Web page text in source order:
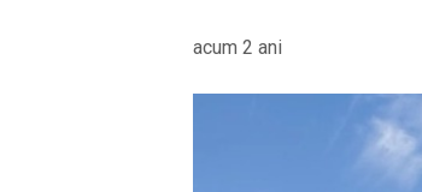
acum 2 ani